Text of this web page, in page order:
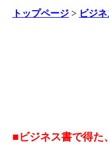
トップページ > ビジネ
■ビジネス書で得